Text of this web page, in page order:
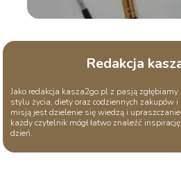
Redakcja
Jako redakcja kasza2go.pl z pasją
stylu życia, diety oraz codziennych zakupów
misją jest dzielenie się wiedzą i upraszczanie
każdy czytelnik mógł łatwo znaleźć
dzień.